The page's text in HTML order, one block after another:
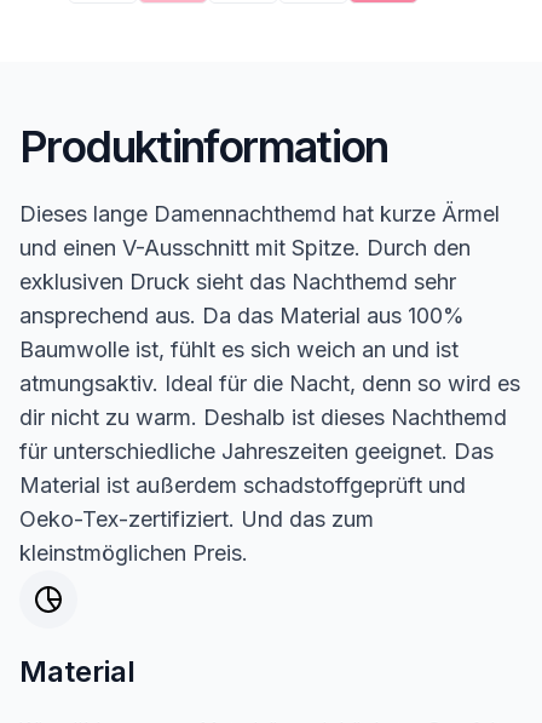
Produktinformation
Dieses lange Damennachthemd hat kurze Ärmel
und einen V-Ausschnitt mit Spitze. Durch den
exklusiven Druck sieht das Nachthemd sehr
ansprechend aus. Da das Material aus 100%
Baumwolle ist, fühlt es sich weich an und ist
atmungsaktiv. Ideal für die Nacht, denn so wird es
dir nicht zu warm. Deshalb ist dieses Nachthemd
für unterschiedliche Jahreszeiten geeignet. Das
Material ist außerdem schadstoffgeprüft und
Oeko-Tex-zertifiziert. Und das zum
kleinstmöglichen Preis.
Material